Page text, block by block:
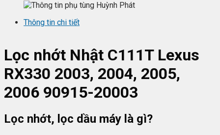
Thông tin chi tiết
Lọc nhớt Nhật C111T Lexus
RX330 2003, 2004, 2005,
2006 90915-20003
Lọc nhớt, lọc dầu máy là gì?